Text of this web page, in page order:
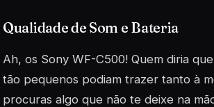
Qualidade de Som e Bateria
Ah, os Sony WF-C500! Quem diria
tão pequenos podiam trazer tanto à
procuras algo que não te deixe na